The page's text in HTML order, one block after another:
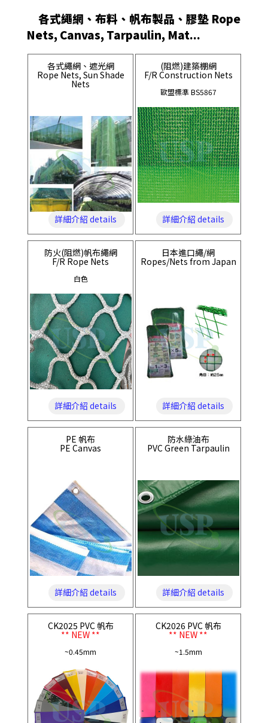
各式繩網、布料、帆布製品、膠墊 Rope
Nets, Canvas, Tarpaulin, Mat...
各式繩網、遮光網
Rope Nets, Sun Shade
Nets
詳細介紹 details
(阻燃)建築棚網
F/R Construction Nets
歐盟標準 BS5867
詳細介紹 details
防火(阻燃)帆布繩網
F/R Rope Nets
白色
詳細介紹 details
日本進口繩/網
Ropes/Nets from Japan
詳細介紹 details
PE 帆布
PE Canvas
詳細介紹 details
防水綠油布
PVC Green Tarpaulin
詳細介紹 details
CK2025 PVC 帆布
** NEW **
~0.45mm
CK2026 PVC 帆布
** NEW **
~1.5mm